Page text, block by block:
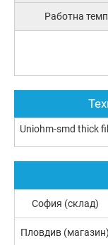
Работна
Uniohm-smd thick
София (склад)
Пловдив (магазин)